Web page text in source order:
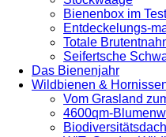
Bienenbox im Test
Entdeckelungs-
Totale
Seifertsche
Das Bienenjahr
Wildbienen &
Vom Grasland
4600qm-
Biodiversitätsdach